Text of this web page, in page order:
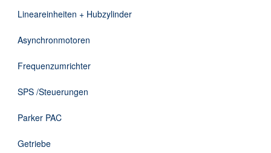
Lineareinheiten + Hubzylinder
Asynchronmotoren
Frequenzumrichter
SPS /Steuerungen
Parker PAC
Getriebe